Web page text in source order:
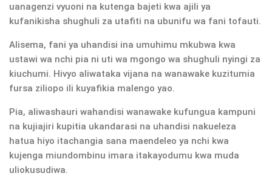
uanagenzi vyuoni na kutenga bajeti kwa ajili ya
kufanikisha shughuli za utafiti na ubunifu wa fani tofauti.
Alisema, fani ya uhandisi ina umuhimu mkubwa kwa
ustawi wa nchi pia ni uti wa mgongo wa shughuli nyingi za
kiuchumi. Hivyo aliwataka vijana na wanawake kuzitumia
fursa ziliopo ili kuyafikia malengo yao.
Pia, aliwashauri wahandisi wanawake kufungua kampuni
na kujiajiri kupitia ukandarasi na uhandisi nakueleza
hatua hiyo itachangia sana maendeleo ya nchi kwa
kujenga miundombinu imara itakayodumu kwa muda
uliokusudiwa.